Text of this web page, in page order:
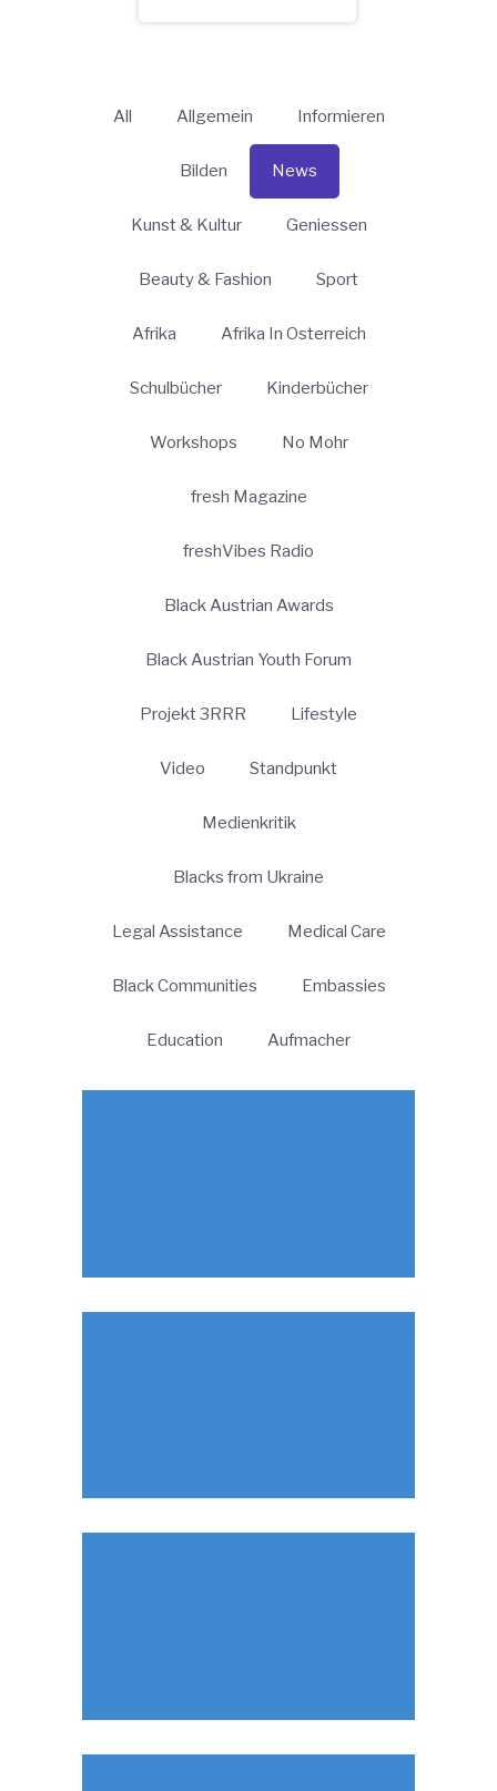
All Allgemein Informieren
Bilden News
Kunst & Kultur Geniessen
Beauty & Fashion Sport
Afrika Afrika In Osterreich
Schulbücher Kinderbücher
Workshops No Mohr
fresh Magazine
freshVibes Radio
Black Austrian Awards
Black Austrian Youth Forum
Projekt 3RRR Lifestyle
Video Standpunkt
Medienkritik
Blacks from Ukraine
Legal Assistance Medical Care
Black Communities Embassies
Education Aufmacher